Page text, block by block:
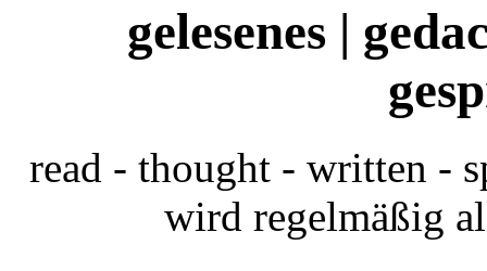
gelesenes |
read - thought - written -
wird regelmäßig